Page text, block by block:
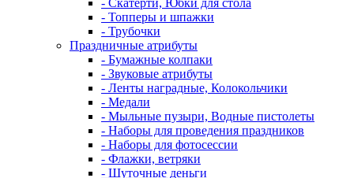
- Скатерти, Юбки для стола
- Топперы и шпажки
- Трубочки
Праздничные атрибуты
- Бумажные колпаки
- Звуковые атрибуты
- Ленты наградные, Колокольчики
- Медали
- Мыльные пузыри, Водные пистолеты
- Наборы для проведения праздников
- Наборы для фотосессии
- Флажки, ветряки
- Шуточные деньги